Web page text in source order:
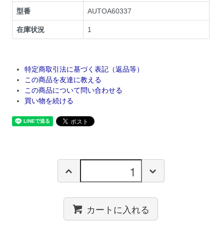
型番 AUTOA60337
在庫状況 1
特定商取引法に基づく表記（返品等）
この商品を友達に教える
この商品について問い合わせる
買い物を続ける
カートに入れる